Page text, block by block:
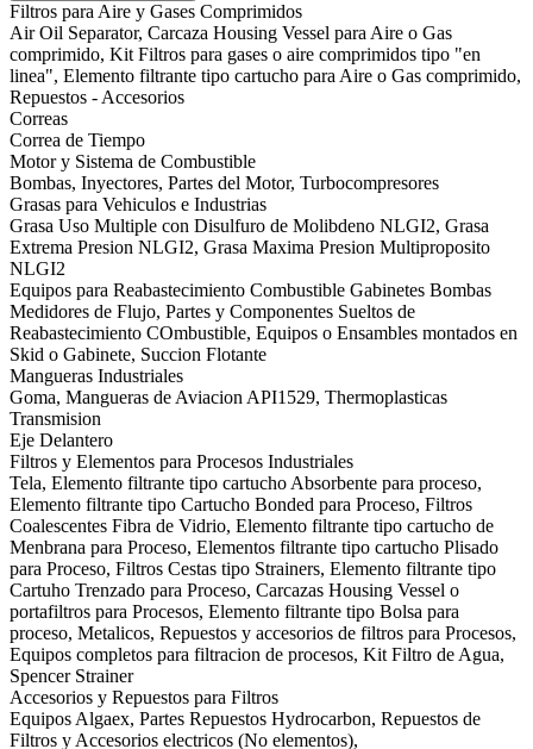
Filtros para Aire y Gases Comprimidos
Air Oil Separator, Carcaza Housing Vessel para Aire o Gas
comprimido, Kit Filtros para gases o aire comprimidos tipo "en
linea", Elemento filtrante tipo cartucho para Aire o Gas comprimido,
Repuestos - Accesorios
Correas
Correa de Tiempo
Motor y Sistema de Combustible
Bombas, Inyectores, Partes del Motor, Turbocompresores
Grasas para Vehiculos e Industrias
Grasa Uso Multiple con Disulfuro de Molibdeno NLGI2, Grasa
Extrema Presion NLGI2, Grasa Maxima Presion Multiproposito
NLGI2
Equipos para Reabastecimiento Combustible Gabinetes Bombas
Medidores de Flujo, Partes y Componentes Sueltos de
Reabastecimiento COmbustible, Equipos o Ensambles montados en
Skid o Gabinete, Succion Flotante
Mangueras Industriales
Goma, Mangueras de Aviacion API1529, Thermoplasticas
Transmision
Eje Delantero
Filtros y Elementos para Procesos Industriales
Tela, Elemento filtrante tipo cartucho Absorbente para proceso,
Elemento filtrante tipo Cartucho Bonded para Proceso, Filtros
Coalescentes Fibra de Vidrio, Elemento filtrante tipo cartucho de
Menbrana para Proceso, Elementos filtrante tipo cartucho Plisado
para Proceso, Filtros Cestas tipo Strainers, Elemento filtrante tipo
Cartuho Trenzado para Proceso, Carcazas Housing Vessel o
portafiltros para Procesos, Elemento filtrante tipo Bolsa para
proceso, Metalicos, Repuestos y accesorios de filtros para Procesos,
Equipos completos para filtracion de procesos, Kit Filtro de Agua,
Spencer Strainer
Accesorios y Repuestos para Filtros
Equipos Algaex, Partes Repuestos Hydrocarbon, Repuestos de
Filtros y Accesorios electricos (No elementos),